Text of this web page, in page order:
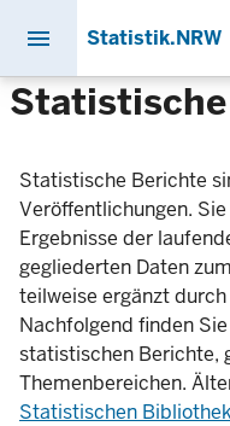
Direkt
zum
menu Statistik.NRW
Statistische Berichte
Veröffentlichungen.
Ergebnisse der
gegliederten Daten
teilweise ergänzt
Nachfolgend finden
statistischen Berichte,
Themenbereichen.
Statistischen Bibliothek